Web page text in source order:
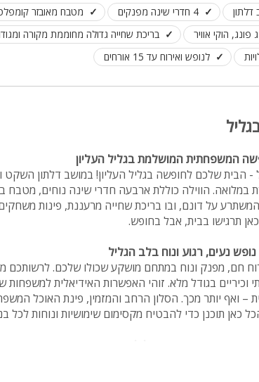
דלתון 4 חדרי שינה מפנקים מטבח מאובזר
הוקי אוויר
בריכת שחייה גדולה מחוממת מקורה
לנופש ואירוח עד 15 אורחים
המשפחתית המושלמת בגליל העליון
- הבית שלכם לחופשה בגליל העליון! במושב דלתון השקט
במלואה. הווילה כוללת ארבעה חדרי שינה נוחים, מטבח
על דונם, ובו בריכת שחייה מרעננת, פינות משחקים
תרגישו בבית, אבל בחופש.
נעים, רגוע ונוח בלב הגליל
חם, מפנק ונוח במתחם מושקע שכולו שלכם. לרשותכם
וכיריים בגודל מלא. זוהי האפשרות האידיאלית למשפחות
– ואף יותר מכך. הסלון הרחב והמזמין, פינת האוכל
כאן תוכנן כדי להבטיח מקסימום שימושיות ונוחות
צרופה בחוץ, לצד הבריכה המטופחת שלנו. הילדים